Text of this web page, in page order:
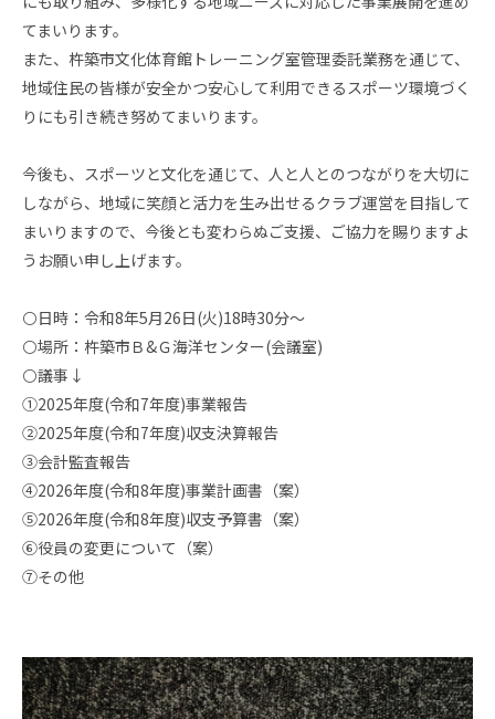
てまいります。
また、杵築市文化体育館トレーニング室管理委託業務を通じて、
地域住民の皆様が安全かつ安心して利用できるスポーツ環境づく
りにも引き続き努めてまいります。
今後も、スポーツと文化を通じて、人と人とのつながりを大切に
しながら、地域に笑顔と活力を生み出せるクラブ運営を目指して
まいりますので、今後とも変わらぬご支援、ご協力を賜りますよ
うお願い申し上げます。
⚪️日時：令和8年5月26日(火)18時30分～
⚪️場所：杵築市Ｂ&Ｇ海洋センター(会議室)
⚪️議事↓
①2025年度(令和7年度)事業報告
②2025年度(令和7年度)収支決算報告
③会計監査報告
④2026年度(令和8年度)事業計画書（案）
⑤2026年度(令和8年度)収支予算書（案）
⑥役員の変更について（案）
⑦その他